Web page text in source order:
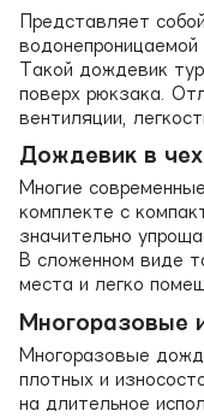
Представляет
водонепроницаемой
Такой дождевик
поверх рюкзака.
вентиляции,
Дождевик в
Многие
комплекте с
значительно
В сложенном виде
места и легко
Многоразовые
Многоразовые
плотных и
на длительное